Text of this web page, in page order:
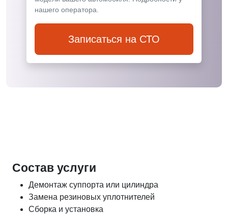
нашего оператора.
Записаться на СТО
Состав услуги
Демонтаж суппорта или цилиндра
Замена резиновых уплотнителей
Сборка и установка